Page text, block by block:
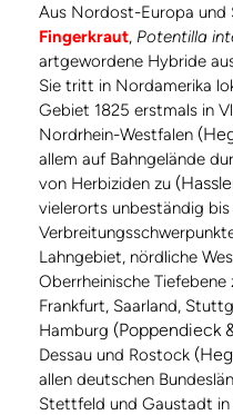
Aus Nordost-Europa und
Fingerkraut, Potentilla
artgewordene Hybride
Sie tritt in Nordamerika
Gebiet 1825 erstmals in
Nordrhein-Westfalen
allem auf Bahngelände
von Herbiziden zu
vielerorts unbeständig
Lahngebiet, nördliche
Oberrheinische
Frankfurt, Saarland,
Hamburg (Poppendieck
Dessau und Rostock
allen deutschen
Stettfeld und Gaustadt in